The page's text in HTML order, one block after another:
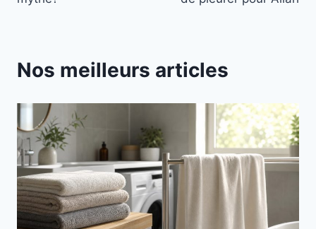
Nos meilleurs articles